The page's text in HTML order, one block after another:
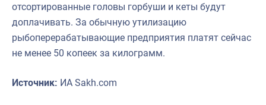
отсортированные головы горбуши и кеты будут
доплачивать. За обычную утилизацию
рыбоперерабатывающие предприятия платят сейчас
не менее 50 копеек за килограмм.
Источник: ИА Sakh.com